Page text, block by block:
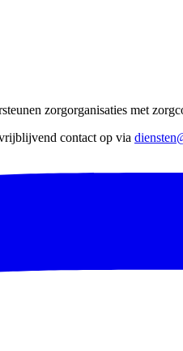
zorgorganisaties met
contact op via